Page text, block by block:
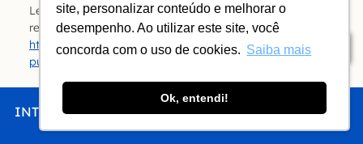
site, personalizar conteúdo e melhorar o
desempenho. Ao utilizar este site, você
concorda com o uso de cookies. Saiba mais
Ok, entendi!
INTRO CHEGAR FICAR COMER FAZER
Índice
Leia comentários sobre o Riu e sobre todos os outros
resorts neste post:
https://www.viajenaviagem.com/2011/01/hoteis-de-
punta-cana-os-depoimentos-dos-leitores/